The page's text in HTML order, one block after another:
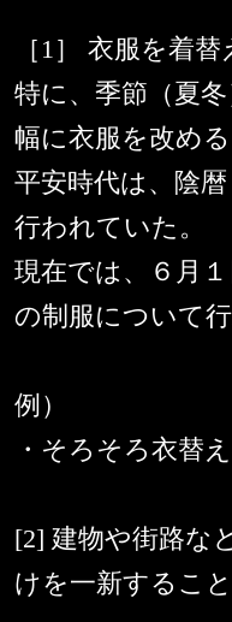
［1］ 衣服を着替
特に、季節（夏
幅に衣服を改める
平安時代は、陰
行われていた。
現在では、６月
の制服について行
例）
・そろそろ衣替
[2] 建物や街路な
けを一新すること